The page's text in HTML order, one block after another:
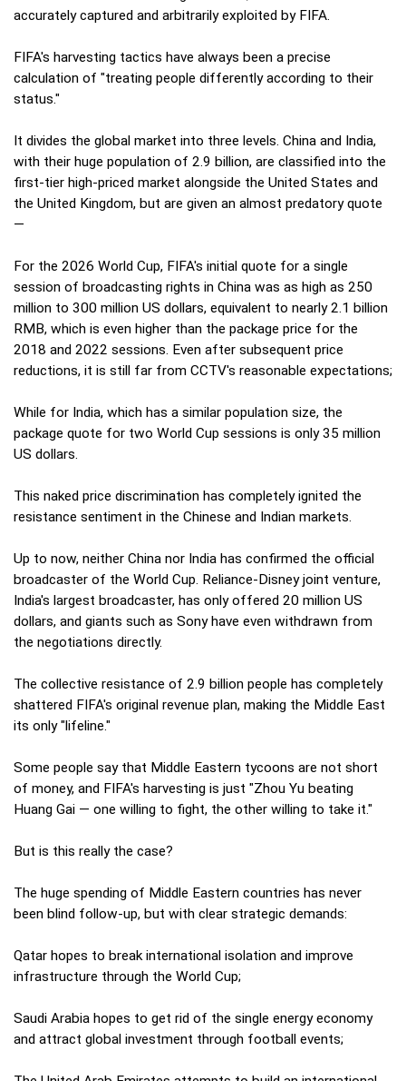
accurately captured and arbitrarily exploited by FIFA.
FIFA's harvesting tactics have always been a precise
calculation of "treating people differently according to their
status."
It divides the global market into three levels. China and India,
with their huge population of 2.9 billion, are classified into the
first-tier high-priced market alongside the United States and
the United Kingdom, but are given an almost predatory quote
—
For the 2026 World Cup, FIFA's initial quote for a single
session of broadcasting rights in China was as high as 250
million to 300 million US dollars, equivalent to nearly 2.1 billion
RMB, which is even higher than the package price for the
2018 and 2022 sessions. Even after subsequent price
reductions, it is still far from CCTV's reasonable expectations;
While for India, which has a similar population size, the
package quote for two World Cup sessions is only 35 million
US dollars.
This naked price discrimination has completely ignited the
resistance sentiment in the Chinese and Indian markets.
Up to now, neither China nor India has confirmed the official
broadcaster of the World Cup. Reliance-Disney joint venture,
India's largest broadcaster, has only offered 20 million US
dollars, and giants such as Sony have even withdrawn from
the negotiations directly.
The collective resistance of 2.9 billion people has completely
shattered FIFA's original revenue plan, making the Middle East
its only "lifeline."
Some people say that Middle Eastern tycoons are not short
of money, and FIFA's harvesting is just "Zhou Yu beating
Huang Gai — one willing to fight, the other willing to take it."
But is this really the case?
The huge spending of Middle Eastern countries has never
been blind follow-up, but with clear strategic demands:
Qatar hopes to break international isolation and improve
infrastructure through the World Cup;
Saudi Arabia hopes to get rid of the single energy economy
and attract global investment through football events;